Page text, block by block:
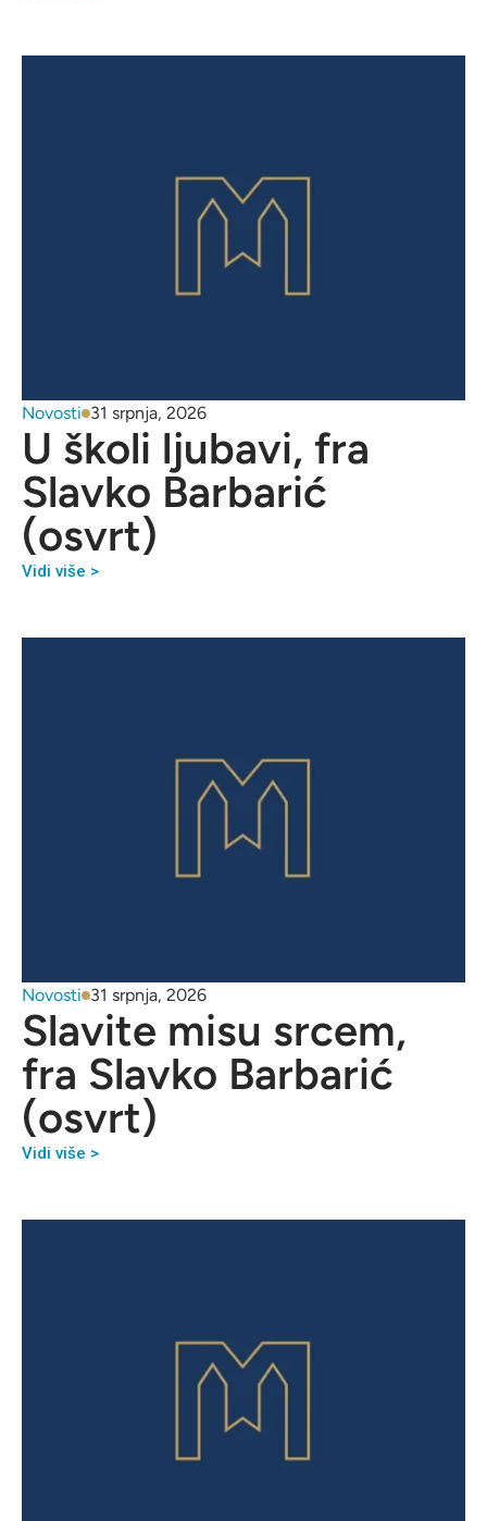
Novosti 31 srpnja, 2026
U školi ljubavi, fra
Slavko Barbarić
(osvrt)
Vidi više >
Novosti 31 srpnja, 2026
Slavite misu srcem,
fra Slavko Barbarić
(osvrt)
Vidi više >